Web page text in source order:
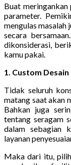
Buat meringankan
parameter.
mengulas masalah
secara
dikonsiderasi,
kamu pakai.
1. Custom Desain
Tidak seluruh
matang saat akan
Bahkan juga
tentang seragam
dalam sebagian
layanan
Maka dari itu,